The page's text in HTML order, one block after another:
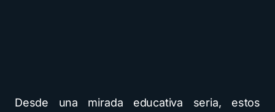
Desde una mirada educativa seria, estos